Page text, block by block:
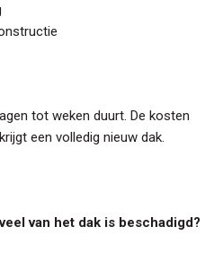
tot weken duurt. De kosten
een volledig nieuw dak.
van het dak is beschadigd?